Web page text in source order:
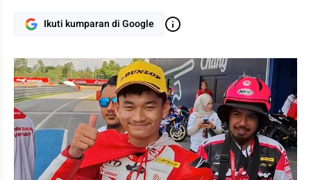
Ikuti kumparan di Google